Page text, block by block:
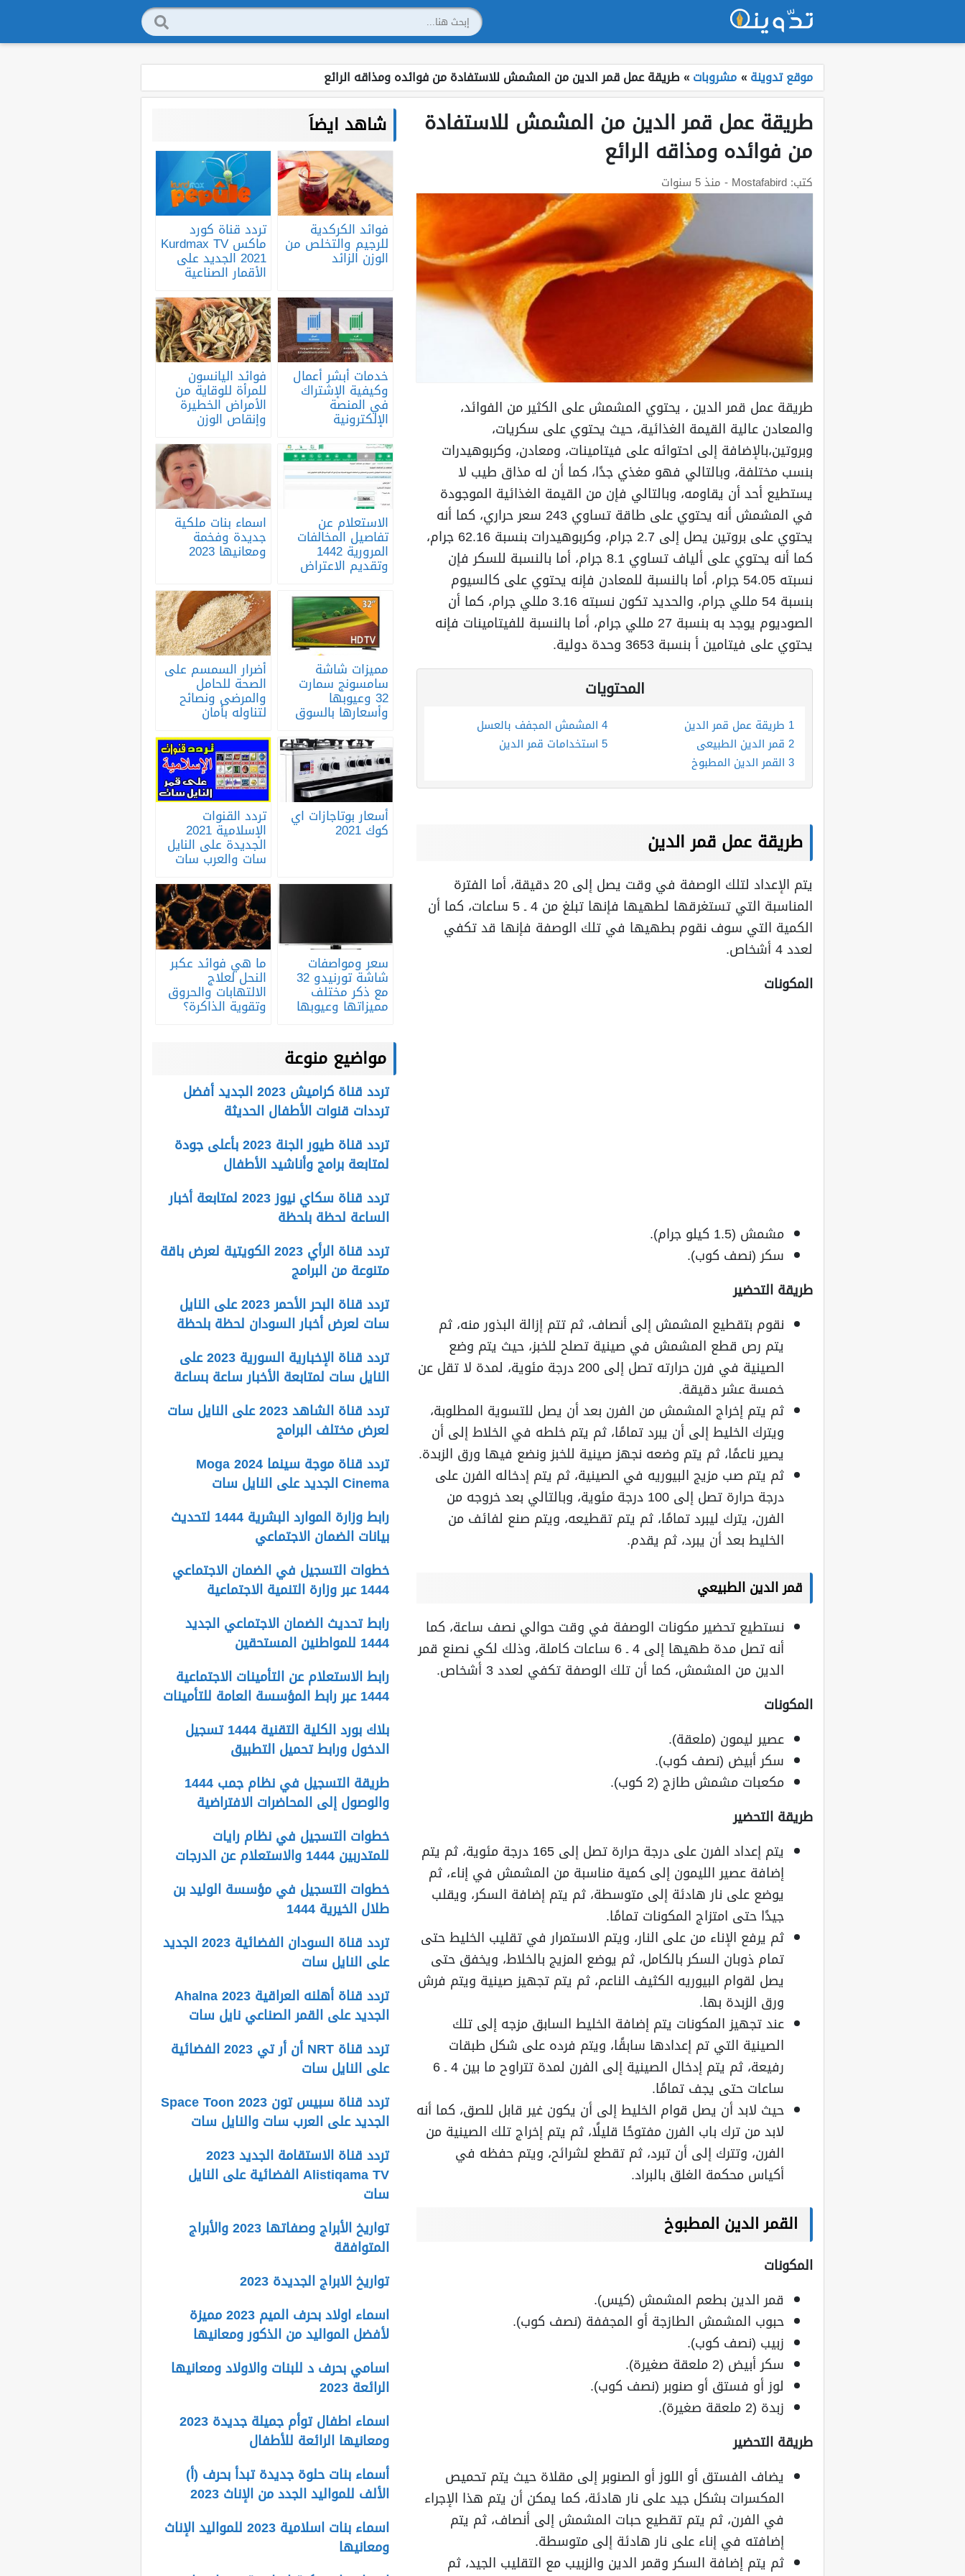
موقع تدوينة»مشروبات»طريقة عمل قمر الدين من المشمش للاستفادة من فوائده ومذاقه الرائع
طريقة عمل قمر الدين من المشمش للاستفادة
من فوائده ومذاقه الرائع
كتب: Mostafabird - منذ 5 سنوات
طريقة عمل قمر الدين ، يحتوي المشمش على الكثير من الفوائد،
والمعادن عالية القيمة الغذائية، حيث يحتوي على سكريات،
وبروتين،بالإضافة إلى احتوائه على فيتامينات، ومعادن، وكربوهيدرات
بنسب مختلفة، وبالتالي فهو مغذي جدًا، كما أن له مذاق طيب لا
يستطيع أحد أن يقاومه، وبالتالي فإن من القيمة الغذائية الموجودة
في المشمش أنه يحتوي على طاقة تساوي 243 سعر حراري، كما أنه
يحتوي على بروتين يصل إلى 2.7 جرام، وكربوهيدرات بنسبة 62.16 جرام،
كما أنه يحتوي على ألياف تساوي 8.1 جرام، أما بالنسبة للسكر فإن
نسبته 54.05 جرام، أما بالنسبة للمعادن فإنه يحتوي على كالسيوم
بنسبة 54 مللي جرام، والحديد تكون نسبته 3.16 مللي جرام، كما أن
الصوديوم يوجد به بنسبة 27 مللي جرام، أما بالنسبة للفيتامينات فإنه
يحتوي على فيتامين أ بنسبة 3653 وحدة دولية.
المحتويات
1 طريقة عمل قمر الدين
2 قمر الدين الطبيعي
3 القمر الدين المطبوخ
4 المشمش المجفف بالعسل
5 استخدامات قمر الدين
طريقة عمل قمر الدين
يتم الإعداد لتلك الوصفة في وقت يصل إلى 20 دقيقة، أما الفترة
المناسبة التي تستغرقها لطهيها فإنها تبلغ من 4 ـ 5 ساعات، كما أن
الكمية التي سوف نقوم بطهيها في تلك الوصفة فإنها قد تكفي
لعدد 4 أشخاص.
المكونات
مشمش (1.5 كيلو جرام).
سكر (نصف كوب).
طريقة التحضير
نقوم بتقطيع المشمش إلى أنصاف، ثم تتم إزالة البذور منه، ثم
يتم رص قطع المشمش في صينية تصلح للخبز، حيث يتم وضع
الصينية في فرن حرارته تصل إلى 200 درجة مئوية، لمدة لا تقل عن
خمسة عشر دقيقة.
ثم يتم إخراج المشمش من الفرن بعد أن يصل للتسوية المطلوبة،
ويترك الخليط إلى أن يبرد تمامًا، ثم يتم خلطه في الخلاط إلى أن
يصير ناعمًا، ثم يتم وضعه نجهز صينية للخبز ونضع فيها ورق الزبدة.
ثم يتم صب مزيج البيوريه في الصينية، ثم يتم إدخاله الفرن على
درجة حرارة تصل إلى 100 درجة مئوية، وبالتالي بعد خروجه من
الفرن، يترك ليبرد تمامًا، ثم يتم تقطيعه، ويتم صنع لفائف من
الخليط بعد أن يبرد، ثم يقدم.
قمر الدين الطبيعي
نستطيع تحضير مكونات الوصفة في وقت حوالي نصف ساعة، كما
أنه تصل مدة طهيها إلى 4 ـ 6 ساعات كاملة، وذلك لكي نصنع قمر
الدين من المشمش، كما أن تلك الوصفة تكفي لعدد 3 أشخاص.
المكونات
عصير ليمون (ملعقة).
سكر أبيض (نصف كوب).
مكعبات مشمش طازج (2 كوب).
طريقة التحضير
يتم إعداد الفرن على درجة حرارة تصل إلى 165 درجة مئوية، ثم يتم
إضافة عصير الليمون إلى كمية مناسبة من المشمش في إناء، ثم
يوضع على نار هادئة إلى متوسطة، ثم يتم إضافة السكر، ويقلب
جيدًا حتى امتزاج المكونات تمامًا.
ثم يرفع الإناء من على النار، ويتم الاستمرار في تقليب الخليط حتى
تمام ذوبان السكر بالكامل، ثم يوضع المزيج بالخلاط، ويخفق حتى
يصل لقوام البيوريه الكثيف الناعم، ثم يتم تجهيز صينية ويتم فرش
ورق الزبدة بها.
عند تجهيز المكونات يتم إضافة الخليط السابق مزجه إلى تلك
الصينية التي تم إعدادها سابقًا، ويتم فرده على شكل طبقات
رفيعة، ثم يتم إدخال الصينية إلى الفرن لمدة تتراوح ما بين 4 ـ 6
ساعات حتى يجف تمامًا.
حيث لابد أن يصل قوام الخليط إلى أن يكون غير قابل للصق، كما أنه
لابد من ترك باب الفرن مفتوحًا قليلًا، ثم يتم إخراج تلك الصينية من
الفرن، وتترك إلى أن تبرد، ثم تقطع لشرائح، ويتم حفظه في
أكياس محكمة الغلق بالبراد.
القمر الدين المطبوخ
المكونات
قمر الدين بطعم المشمش (كيس).
حبوب المشمش الطازجة أو المجففة (نصف كوب).
زبيب (نصف كوب).
سكر أبيض (2 ملعقة صغيرة).
لوز أو فستق أو صنوبر (نصف كوب).
زبدة (2 ملعقة صغيرة).
طريقة التحضير
يضاف الفستق أو اللوز أو الصنوبر إلى مقلاة حيث يتم تحميص
المكسرات بشكل جيد على نار هادئة، كما يمكن أن يتم هذا الإجراء
في الفرن، ثم يتم تقطيع حبات المشمش إلى أنصاف، ثم يتم
إضافته في إناء على نار هادئة إلى متوسطة.
ثم يتم إضافة السكر وقمر الدين والزبيب مع التقليب الجيد، ثم
شاهد ايضاَ
فوائد الكركدية
للرجيم والتخلص من
الوزن الزائد
تردد قناة كورد
ماكس Kurdmax TV
2021 الجديد على
الأقمار الصناعية
خدمات أبشر أعمال
وكيفية الإشتراك
في المنصة
الإلكترونية
فوائد اليانسون
للمرأة للوقاية من
الأمراض الخطيرة
وإنقاص الوزن
الاستعلام عن
تفاصيل المخالفات
المرورية 1442
وتقديم الاعتراض
اسماء بنات ملكية
جديدة وفخمة
ومعانيها 2023
مميزات شاشة
سامسونج سمارت
32 وعيوبها
وأسعارها بالسوق
أضرار السمسم على
الصحة للحامل
والمرضى ونصائح
لتناوله بأمان
أسعار بوتاجازات اي
كوك 2021
تردد القنوات
الإسلامية 2021
الجديدة على النايل
سات والعرب سات
سعر ومواصفات
شاشة تورنيدو 32
مع ذكر مختلف
مميزاتها وعيوبها
ما هي فوائد عكبر
النحل لعلاج
الالتهابات والحروق
وتقوية الذاكرة؟
مواضيع منوعة
تردد قناة كراميش 2023 الجديد أفضل
ترددات قنوات الأطفال الحديثة
تردد قناة طيور الجنة 2023 بأعلى جودة
لمتابعة برامج وأناشيد الأطفال
تردد قناة سكاي نيوز 2023 لمتابعة أخبار
الساعة لحظة بلحظة
تردد قناة الرأي 2023 الكويتية لعرض باقة
متنوعة من البرامج
تردد قناة البحر الأحمر 2023 على النايل
سات لعرض أخبار السودان لحظة بلحظة
تردد قناة الإخبارية السورية 2023 على
النايل سات لمتابعة الأخبار ساعة بساعة
تردد قناة الشاهد 2023 على النايل سات
لعرض مختلف البرامج
تردد قناة موجة سينما 2024 Moga
Cinema الجديد على النايل سات
رابط وزارة الموارد البشرية 1444 لتحديث
بيانات الضمان الاجتماعي
خطوات التسجيل في الضمان الاجتماعي
1444 عبر وزارة التنمية الاجتماعية
رابط تحديث الضمان الاجتماعي الجديد
1444 للمواطنين المستحقين
رابط الاستعلام عن التأمينات الاجتماعية
1444 عبر رابط المؤسسة العامة للتأمينات
بلاك بورد الكلية التقنية 1444 تسجيل
الدخول ورابط تحميل التطبيق
طريقة التسجيل في نظام جمب 1444
والوصول إلى المحاضرات الافتراضية
خطوات التسجيل في نظام رايات
للمتدربين 1444 والاستعلام عن الدرجات
خطوات التسجيل في مؤسسة الوليد بن
طلال الخيرية 1444
تردد قناة السودان الفضائية 2023 الجديد
على النايل سات
تردد قناة أهلنه العراقية Ahalna 2023
الجديد على القمر الصناعي نايل سات
تردد قناة NRT أن أر تي 2023 الفضائية
على النايل سات
تردد قناة سبيس تون Space Toon 2023
الجديد على العرب سات والنايل سات
تردد قناة الاستقامة الجديد 2023
Alistiqama TV الفضائية على النايل
سات
تواريخ الأبراج وصفاتها 2023 والأبراج
المتوافقة
تواريخ الابراج الجديدة 2023
اسماء اولاد بحرف الميم 2023 مميزة
لأفضل المواليد من الذكور ومعانيها
اسامي بحرف د للبنات والاولاد ومعانيها
الرائعة 2023
اسماء اطفال توأم جميلة جديدة 2023
ومعانيها الرائعة للأطفال
أسماء بنات حلوة جديدة تبدأ بحرف (أ)
الألف للمواليد الجدد من الإناث 2023
اسماء بنات اسلامية 2023 للمواليد الإناث
ومعانيها